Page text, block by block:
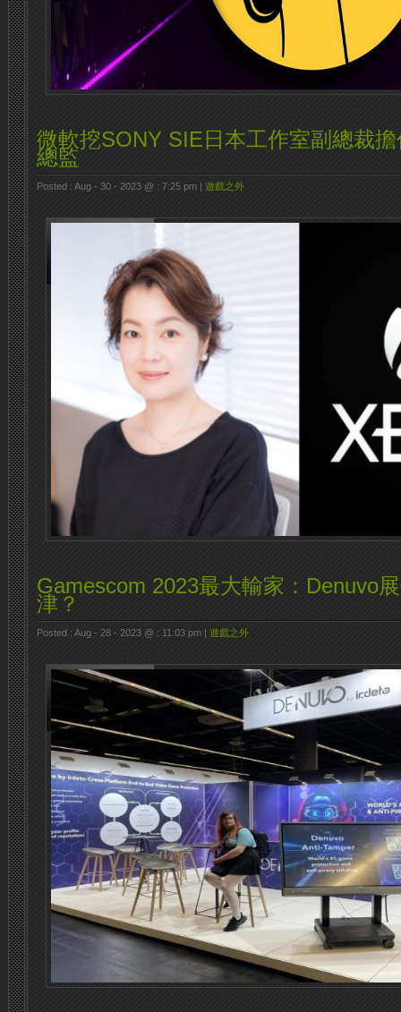
微軟挖SONY SIE日本工作室副總裁
總監
Posted : Aug - 30 - 2023 @ : 7:25 pm | 遊戲之外
Gamescom 2023最大輸家：Denuvo
津？
Posted : Aug - 28 - 2023 @ : 11:03 pm | 遊戲之外